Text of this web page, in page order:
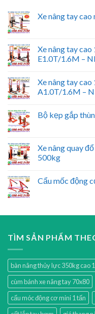
Xe nâng tay
Xe nâng tay cao
E1.0T/1.6M –
Xe nâng tay cao
A1.0T/1.6M –
Bộ kẹp gắp
Xe nâng quay
500kg
Cẩu mốc động
TÌM SẢN PHẨM
bàn nâng thủy lực 350kg cao
cùm bánh xe nâng tay 70x80
cẩu móc động cơ mini 1 tấn